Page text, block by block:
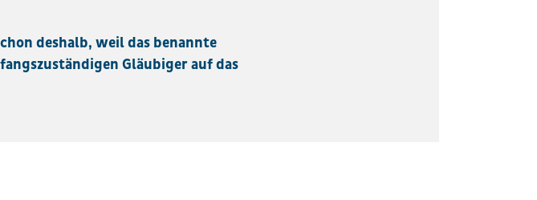
deshalb, weil das benannte
Gläubiger auf das